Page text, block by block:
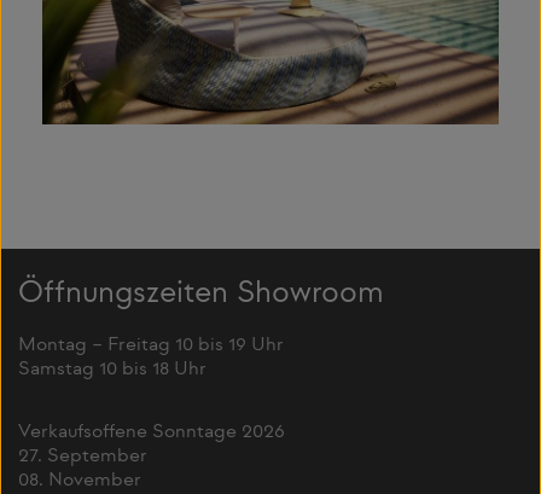
Öffnungszeiten Showroom
Montag – Freitag 10 bis 19 Uhr
Samstag 10 bis 18 Uhr
Verkaufsoffene Sonntage 2026
27. September
08. November